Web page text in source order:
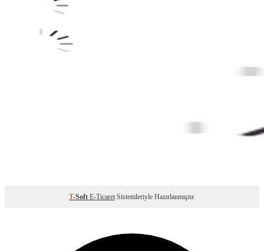
T-Soft E-Ticaret Sistemleriyle Hazırlanmıştır.